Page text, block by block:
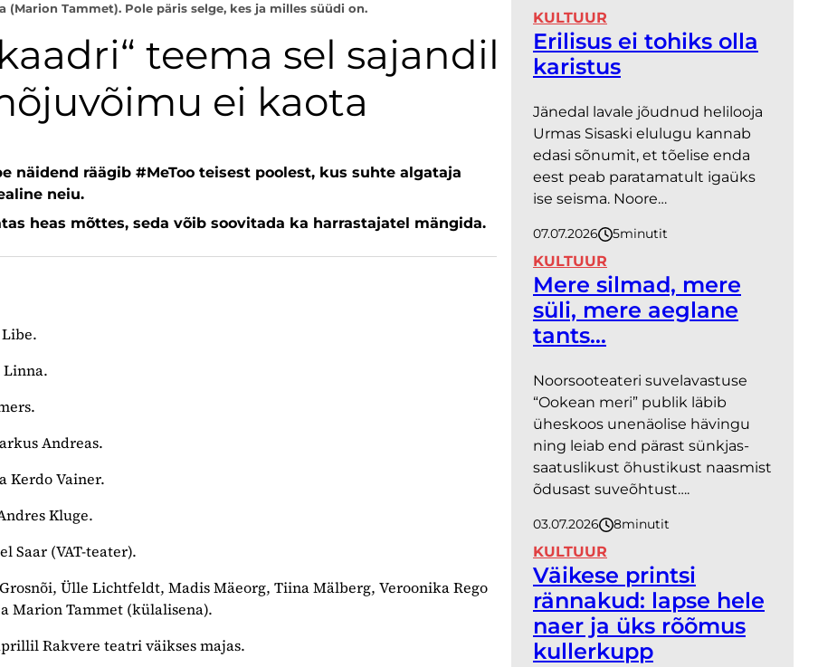
Tammet). Pole päris selge, kes ja milles süüdi on.
teema sel sajandil
ei kaota
näidend räägib #MeToo teisest poolest, kus suhte algataja
neiu.
heas mõttes, seda võib soovitada ka harrastajatel mängida.
Linna.
Andreas.
Kerdo Vainer.
Kluge.
Saar (VAT-teater).
Grosnõi, Ülle Lichtfeldt, Madis Mäeorg, Tiina Mälberg, Veroonika Rego
Marion Tammet (külalisena).
Rakvere teatri väikses majas.
KULTUUR
Erilisus ei tohiks olla
karistus
Jänedal lavale jõudnud helilooja
Urmas Sisaski elulugu kannab
edasi sõnumit, et tõelise enda
eest peab paratamatult igaüks
ise seisma. Noore…
07.07.2026 5minutit
KULTUUR
Mere silmad, mere
süli, mere aeglane
tants…
Noorsooteateri suvelavastuse
“Ookean meri” publik läbib
üheskoos unenäolise hävingu
ning leiab end pärast sünkjas-
saatuslikust õhustikust naasmist
õdusast suveõhtust….
03.07.2026 8minutit
KULTUUR
Väikese printsi
rännakud: lapse hele
naer ja üks rõõmus
kullerkupp